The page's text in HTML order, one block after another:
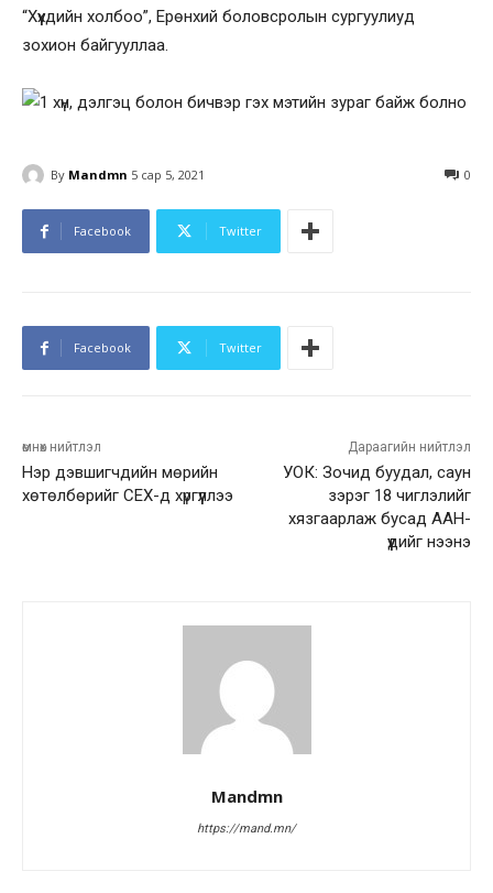
“Хүүхдийн холбоо”, Ерөнхий боловсролын сургуулиуд
зохион байгууллаа.
By Mandmn 5 сар 5, 2021 0
Facebook Twitter
Facebook Twitter
өмнөх нийтлэл
Нэр дэвшигчдийн мөрийн
хөтөлбөрийг СЕХ-д хүргүүллээ
Дараагийн нийтлэл
УОК: Зочид буудал, саун
зэрэг 18 чиглэлийг
хязгаарлаж бусад ААН-
үүдийг нээнэ
Mandmn
https://mand.mn/